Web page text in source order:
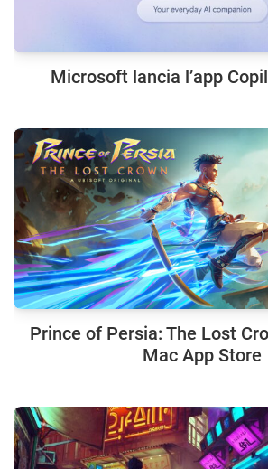
Microsoft lancia l’app
Prince of Persia: The Lost
Mac App Store